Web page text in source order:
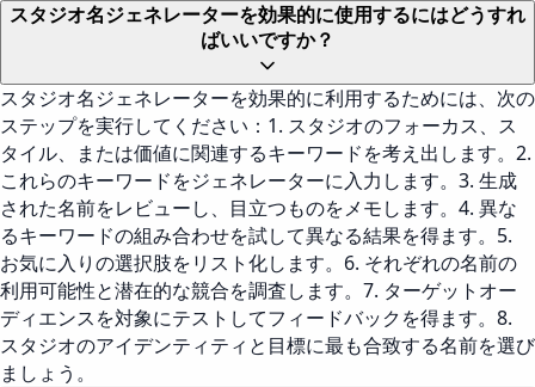
スタジオ名ジェネレーターを効果的に使用するにはどうすれ
ばいいですか？
スタジオ名ジェネレーターを効果的に利用するためには、次の
ステップを実行してください：1. スタジオのフォーカス、ス
タイル、または価値に関連するキーワードを考え出します。2.
これらのキーワードをジェネレーターに入力します。3. 生成
された名前をレビューし、目立つものをメモします。4. 異な
るキーワードの組み合わせを試して異なる結果を得ます。5.
お気に入りの選択肢をリスト化します。6. それぞれの名前の
利用可能性と潜在的な競合を調査します。7. ターゲットオー
ディエンスを対象にテストしてフィードバックを得ます。8.
スタジオのアイデンティティと目標に最も合致する名前を選び
ましょう。